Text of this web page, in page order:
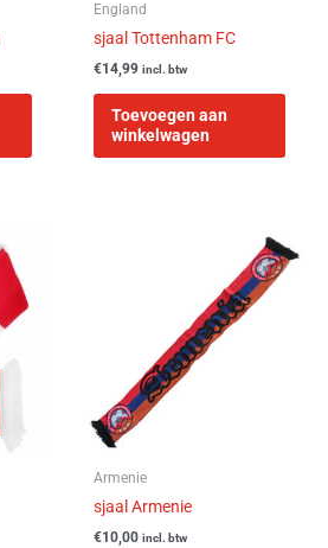
England
sjaal Tottenham FC
€14,99 incl. btw
Toevoegen aan
winkelwagen
Armenie
sjaal Armenie
€10,00 incl. btw